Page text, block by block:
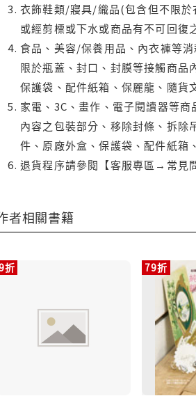
衣飾鞋類/寢具/織品(包含但不限
或經剪標或下水或商品有不可回復
食品、美容/保養用品、內衣褲等
限於瓶蓋、封口、封膜等接觸商
保護袋、配件紙箱、保麗龍、隨貨
家電、3C、畫作、電子閱讀器等
內容之包裝部分、移除封條、拆
件、原廠外盒、保護袋、配件紙箱
退貨程序請參閱【客服專區→常見
者相關書籍
折 79折